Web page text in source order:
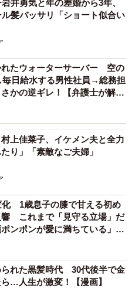
井勇気と年の差婚から3年、
髪バッサリ「ショート似合い
れたウォーターサーバー 空の
毎日給水する男性社員→総務担
かの逆ギレ！【弁護士が解
村上佳菜子、イケメン夫と全力
り」「素敵なご夫婦」
化 1歳息子の膝で甘える初め
響 これまで「見守る立場」だ
ンポンが愛に満ちている」
られた黒髪時代 30代後半で金
…人生が激変！【漫画】